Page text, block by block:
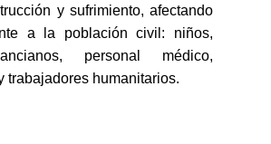
y sufrimiento, afectando
a la población civil: niños,
personal médico,
trabajadores humanitarios.